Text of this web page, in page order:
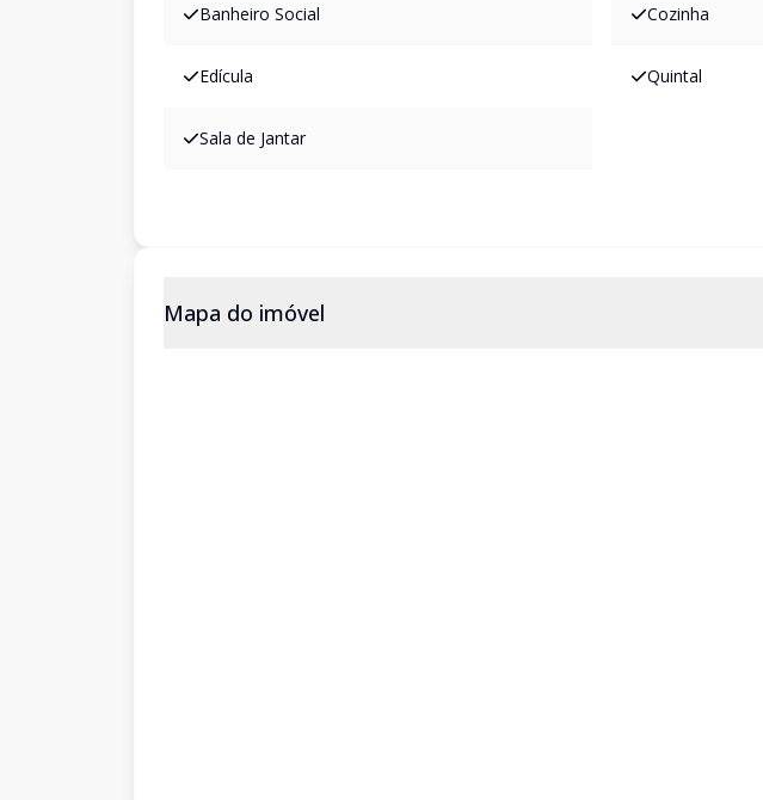
Banheiro Social Cozinha
Edícula Quintal
Sala de Jantar
Mapa do imóvel